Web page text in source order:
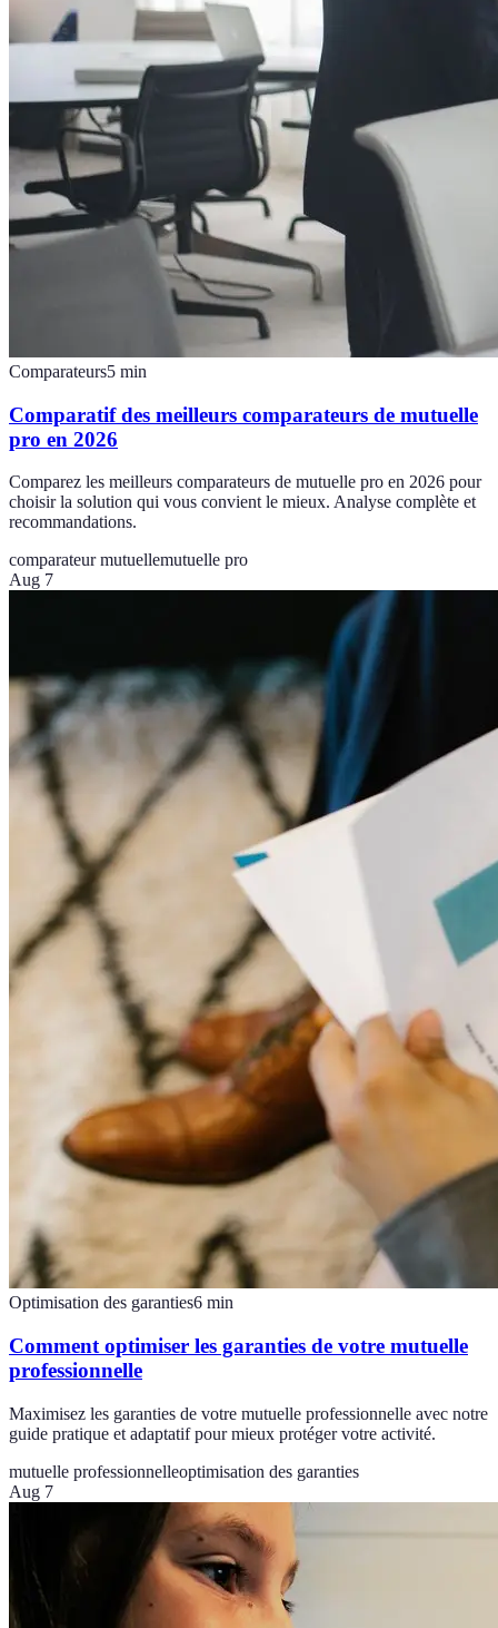
Comparateurs5 min
Comparatif des meilleurs comparateurs de mutuelle
pro en 2026
Comparez les meilleurs comparateurs de mutuelle pro en 2026 pour
choisir la solution qui vous convient le mieux. Analyse complète et
recommandations.
comparateur mutuellemutuelle pro
Aug 7
Optimisation des garanties6 min
Comment optimiser les garanties de votre mutuelle
professionnelle
Maximisez les garanties de votre mutuelle professionnelle avec notre
guide pratique et adaptatif pour mieux protéger votre activité.
mutuelle professionnelleoptimisation des garanties
Aug 7